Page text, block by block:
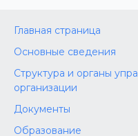
Главная страница
Основные сведения
Структура и органы
организации
Документы
Образование